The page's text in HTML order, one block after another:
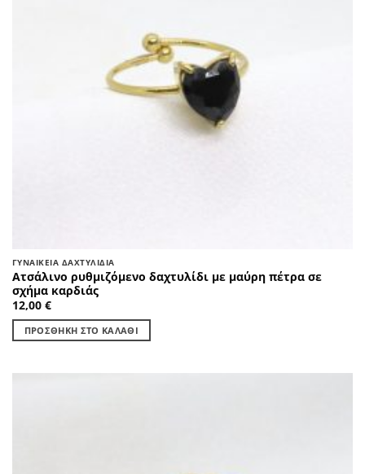
ΓΥΝΑΙΚΕΊΑ ΔΑΧΤΥΛΊΔΙΑ
Ατσάλινο ρυθμιζόμενο δαχτυλίδι με μαύρη πέτρα σε
σχήμα καρδιάς
12,00 €
ΠΡΟΣΘΉΚΗ ΣΤΟ ΚΑΛΆΘΙ